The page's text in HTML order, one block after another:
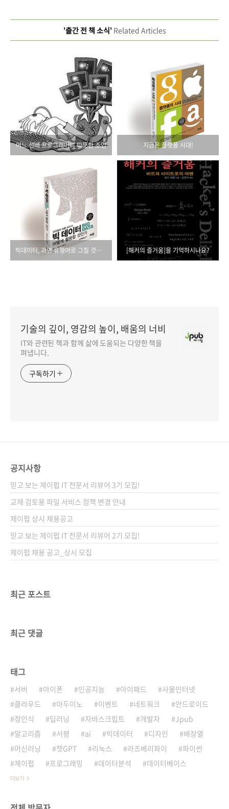
'출간 전 책 소식'Related Articles
어느 선배 프로그래머의 따뜻한 조언 지금은 플랫폼 시대!
빅데이터, 과연 유행어로 그칠 것인가? [해커의 즐거움]을 기억하시나요?
기술의 깊이, 영감의 높이, 배움의 너비
IT와 관련된 책과 함께 삶에 도움되는 다양한 책을
펴냅니다.
구독하기
공지사항
믿고 보는 제이펍 IT 전문서 리뷰어 3기 모집!
교재 검토용 파일 서비스 정책 변경 안내
제이펍 상시 채용공고
믿고 보는 제이펍 IT 전문서 리뷰어 2기 모집!
제이펍 채용 공고_상시 모집
최근 포스트
최근 댓글
태그
서버 아이폰 인공지능 아이패드
사물인터넷
클라우드
아두이노 이벤트 네트워크
안드로이드
정인식
딥러닝 자바스크립트 개발자
Jpub
알고리즘
서평 ai 빅데이터 디자인
배장열
머신러닝
챗GPT 리눅스 라즈베리파이
파이썬
제이펍
프로그래밍 데이터분석 데이터베이스
더보기